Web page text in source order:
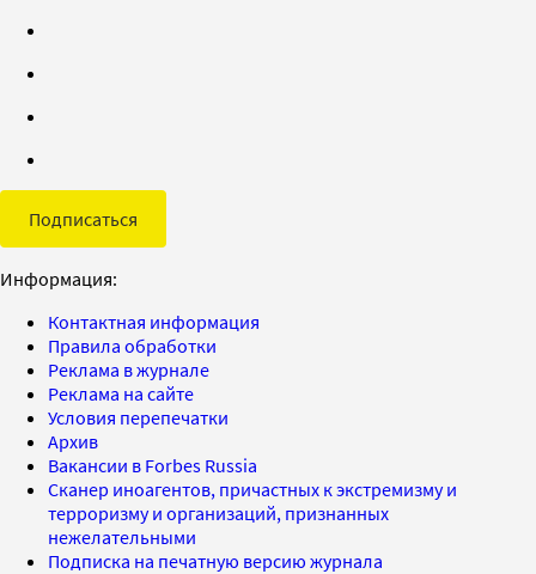
Подписаться
Информация:
Контактная информация
Правила обработки
Реклама в журнале
Реклама на сайте
Условия перепечатки
Архив
Вакансии в Forbes Russia
Сканер иноагентов, причастных к экстремизму и
терроризму и организаций, признанных
нежелательными
Подписка на печатную версию журнала